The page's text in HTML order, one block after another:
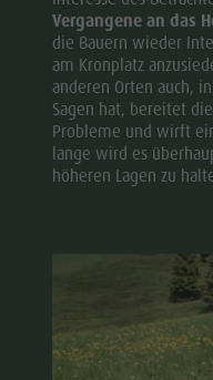
Vergangene an das
die Bauern wieder
am Kronplatz
anderen Orten auch,
Sagen hat, bereitet
Probleme und wirft
lange wird es
höheren Lagen zu